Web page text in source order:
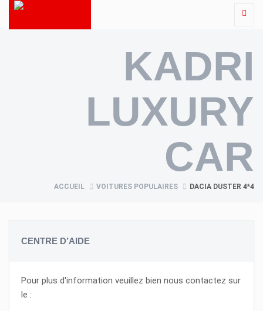
KADRI
LUXURY
CAR
ACCUEIL VOITURES POPULAIRES DACIA DUSTER 4*4
CENTRE D’AIDE
Pour plus d'information veuillez bien nous contactez sur
le :